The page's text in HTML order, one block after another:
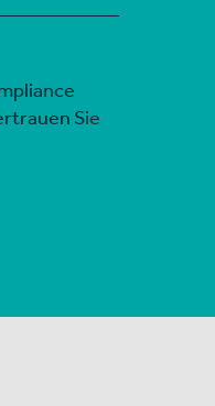
Sie